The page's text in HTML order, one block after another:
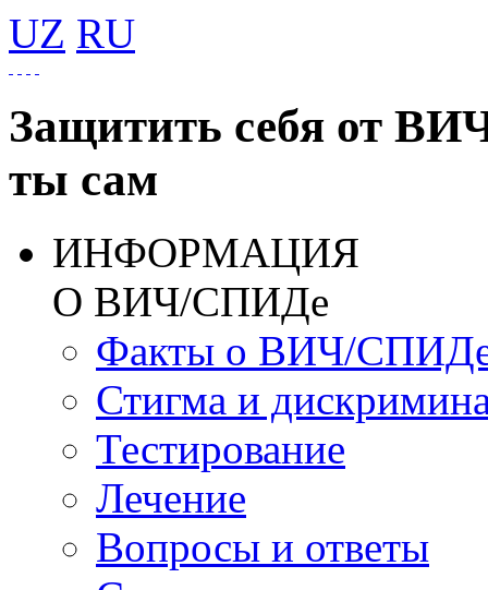
UZ RU
Защитить себя от
ты сам
ИНФОРМАЦИЯ
О ВИЧ/СПИДе
Факты о ВИЧ/
Стигма и
Тестирование
Лечение
Вопросы и ответы